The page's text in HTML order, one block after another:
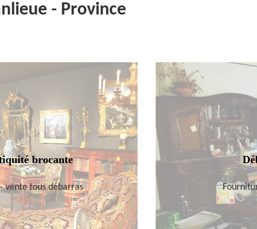
- Province
brocante
vente tous débarras